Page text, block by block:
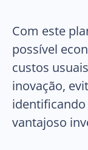
Com este
possível
custos
inovação,
identificando
vantajoso